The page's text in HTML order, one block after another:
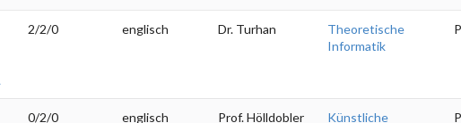
2/2/0 englisch Dr. Turhan
Theoretische
Informatik
0/2/0 englisch Prof. Hölldobler
Künstliche